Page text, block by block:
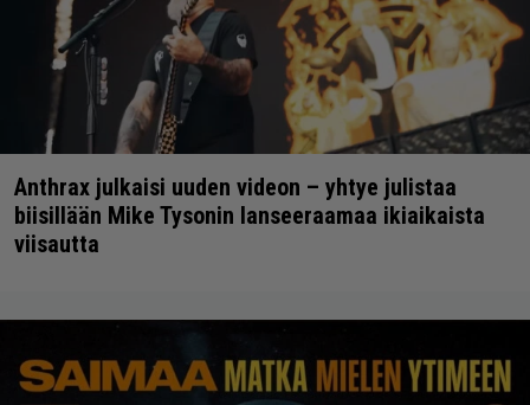
Anthrax julkaisi uuden videon – yhtye julistaa
biisillään Mike Tysonin lanseeraamaa ikiaikaista
viisautta